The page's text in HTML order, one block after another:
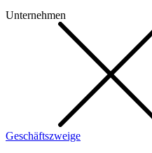
Unternehmen
Geschäftszweige